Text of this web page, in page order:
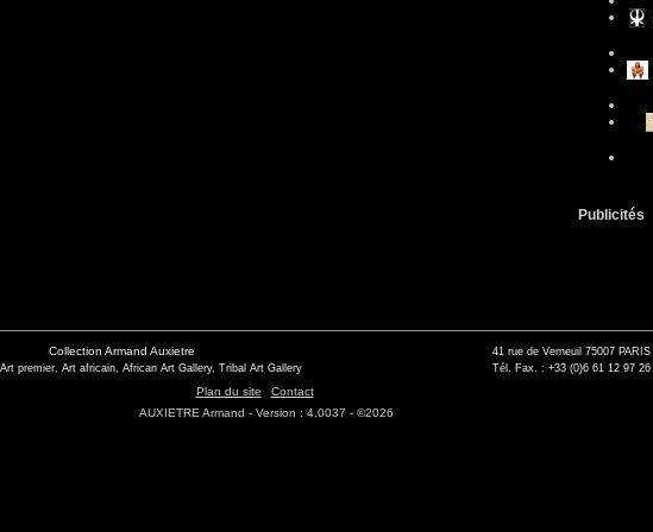
Publicités
Collection Armand Auxietre
premier, Art africain, African Art Gallery, Tribal Art Gallery
41 rue de Verneuil 75007 PARIS
Tél. Fax. : +33 (0)6 61 12 97 26
Plan du site
Contact
AUXIETRE Armand - Version : 4.0037 - ©2026